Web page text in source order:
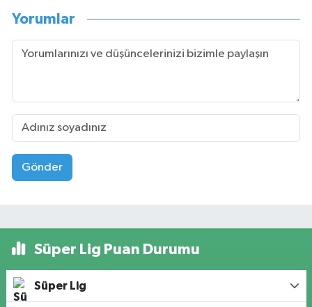
Yorumlar
Gönder
Süper Lig Puan Durumu
Süper Lig